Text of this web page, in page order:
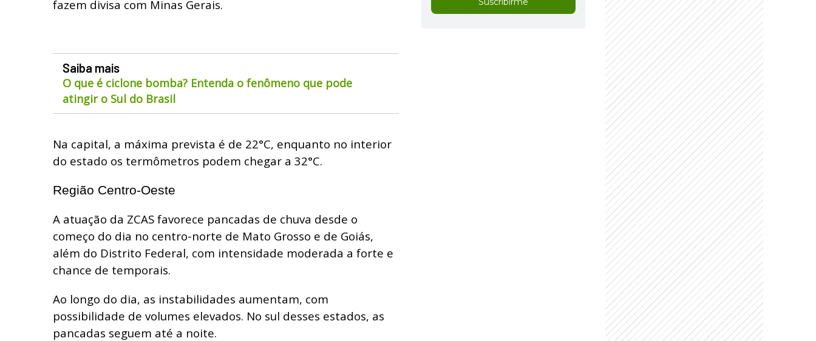
fazem divisa com Minas Gerais.
Saiba mais
O que é ciclone bomba? Entenda o fenômeno que pode
atingir o Sul do Brasil
Na capital, a máxima prevista é de 22°C, enquanto no interior
do estado os termômetros podem chegar a 32°C.
Região Centro-Oeste
A atuação da ZCAS favorece pancadas de chuva desde o
começo do dia no centro-norte de Mato Grosso e de Goiás,
além do Distrito Federal, com intensidade moderada a forte e
chance de temporais.
Ao longo do dia, as instabilidades aumentam, com
possibilidade de volumes elevados. No sul desses estados, as
pancadas seguem até a noite.